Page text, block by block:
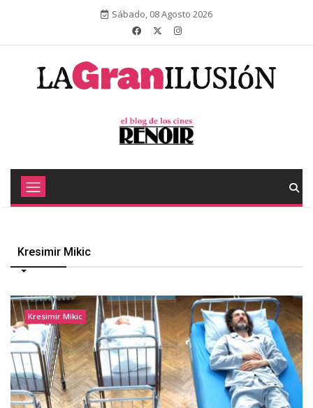
Sábado, 08 Agosto 2026
Kresimir Mikic
Kresimir Mikic